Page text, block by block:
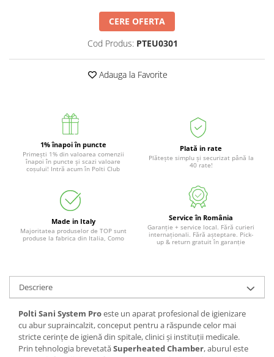
CERE OFERTA
Cod Produs: PTEU0301
Adauga la Favorite
1% înapoi în puncte
Primești 1% din valoarea comenzii
înapoi în puncte și scazi valoare
coșului! Intră acum în Polti Club
Plată in rate
Plătește simplu și securizat până la
40 rate!
Made in Italy
Majoritatea produselor de TOP sunt
produse la fabrica din Italia, Como
Service în România
Garanție + service local. Fără curieri
internaționali. Fără așteptare. Pick-
up & return gratuit în garanție
Descriere
Polti Sani System Proeste un aparat profesional de igienizare
cu abur supraincalzit, conceput pentru a răspunde celor mai
stricte cerințe de igienă din spitale, clinici și instituții medicale.
Prin tehnologia brevetatăSuperheated Chamber, aburul este